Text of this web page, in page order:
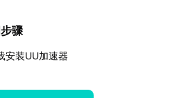
骤
安装UU加速器